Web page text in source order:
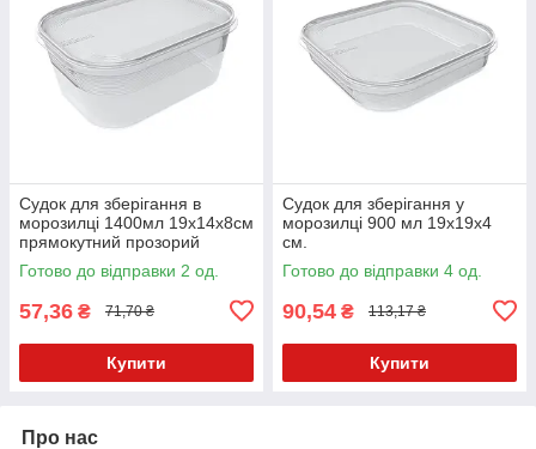
Судок для зберігання в
морозилці 1400мл 19х14х8см
прямокутний прозорий
PlastTeam Helsinki1506.1
Готово до відправки 2 од.
57,36 ₴ 71,70 ₴
Купити
Судок для зберігання у
морозилці 900 мл 19х19х4
см.
Готово до відправки 4 од.
90,54 ₴ 113,17 ₴
Купити
Про нас